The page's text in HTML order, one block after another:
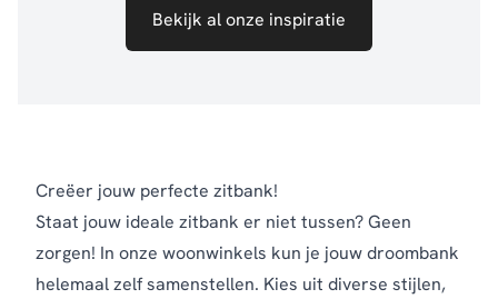
Bekijk al onze inspiratie
Creëer jouw perfecte zitbank!
Staat jouw ideale zitbank er niet tussen? Geen
zorgen! In onze woonwinkels kun je jouw droombank
helemaal zelf samenstellen. Kies uit diverse stijlen,